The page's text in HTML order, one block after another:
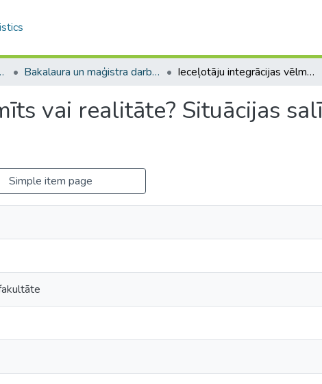
of Humanities Bakalaura un maģistra darbi (HZF) / Bachelor's and Master's theses Ieceļotāju integrācijas vēlme – mīts vai realitāte? Situācijas salīdzinājums Vācijā un Latvijā
vai realitāte? Situācijas
Simple item page